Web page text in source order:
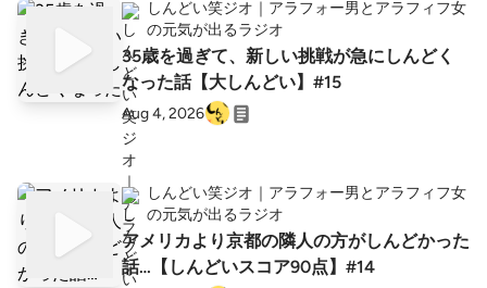
合じゃないくらいしんどい日も、良かったら
聴いてください。 相談や体験談、トークテー
マいつでもお待ちしています。全部吐き出し
て笑い飛ばしちゃいましょう！ 📮お便りはこ
ちらから しんどいこと、誰にも言えないこ
と、なんでも送ってください😊匿名OK！ 👉
保有。大手結婚相談所→不動産事務→祇園の
洋服屋→小売→飲食店料理担当 いっち：アラ
フォー、転職5回月収20万の出来損ない経営
者。多人数飲み会、派手な場所苦手。不動産
仲介→電機系商社→医療系ベンディング→小
しんどい笑ジオ｜アラフォー男とアラフィフ女
の元気が出るラジオ
35歳を過ぎて、新しい挑戦が急にしんどく
なった話【大しんどい】#15
Aug 4, 2026
しんどい笑ジオ｜アラフォー男とアラフィフ女
の元気が出るラジオ
アメリカより京都の隣人の方がしんどかった
話…【しんどいスコア90点】#14